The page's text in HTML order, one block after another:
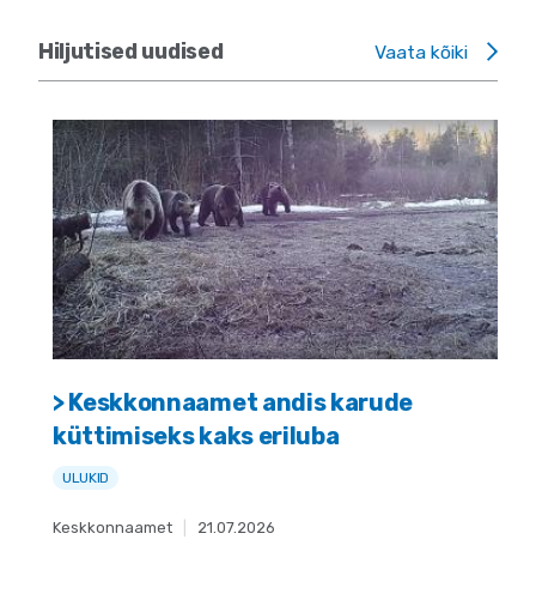
Hiljutised uudised Vaata kõiki
ULUKID
> Keskkonnaamet andis karude
küttimiseks kaks eriluba
Keskkonnaamet 21.07.2026